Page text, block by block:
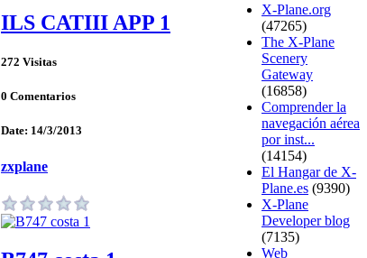
ILS CATIII APP 1
272 Visitas
0 Comentarios
Date: 14/3/2013
zxplane
X-Plane.org
(47265)
The X-Plane
Scenery
Gateway
(16858)
Comprender la
navegación aérea
por inst...
(14154)
El Hangar de X-
Plane.es (9390)
X-Plane
Developer blog
(7135)
Web